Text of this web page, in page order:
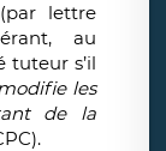
lettre
au
tuteur s’il
les
de la